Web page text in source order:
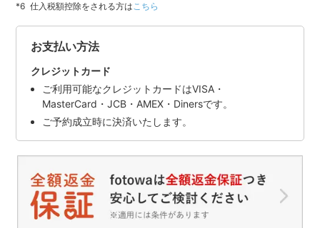
仕入税額控除をされる方はこちら
お支払い方法
クレジットカード
ご利用可能なクレジットカードはVISA・
MasterCard・JCB・AMEX・Dinersです。
ご予約成立時に決済いたします。